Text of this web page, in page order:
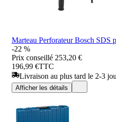
Marteau Perforateur Bosch SDS
-22 %
Prix conseillé 253,20 €
196,99 €TTC
Livraison au plus tard le 2-3
Afficher les détails